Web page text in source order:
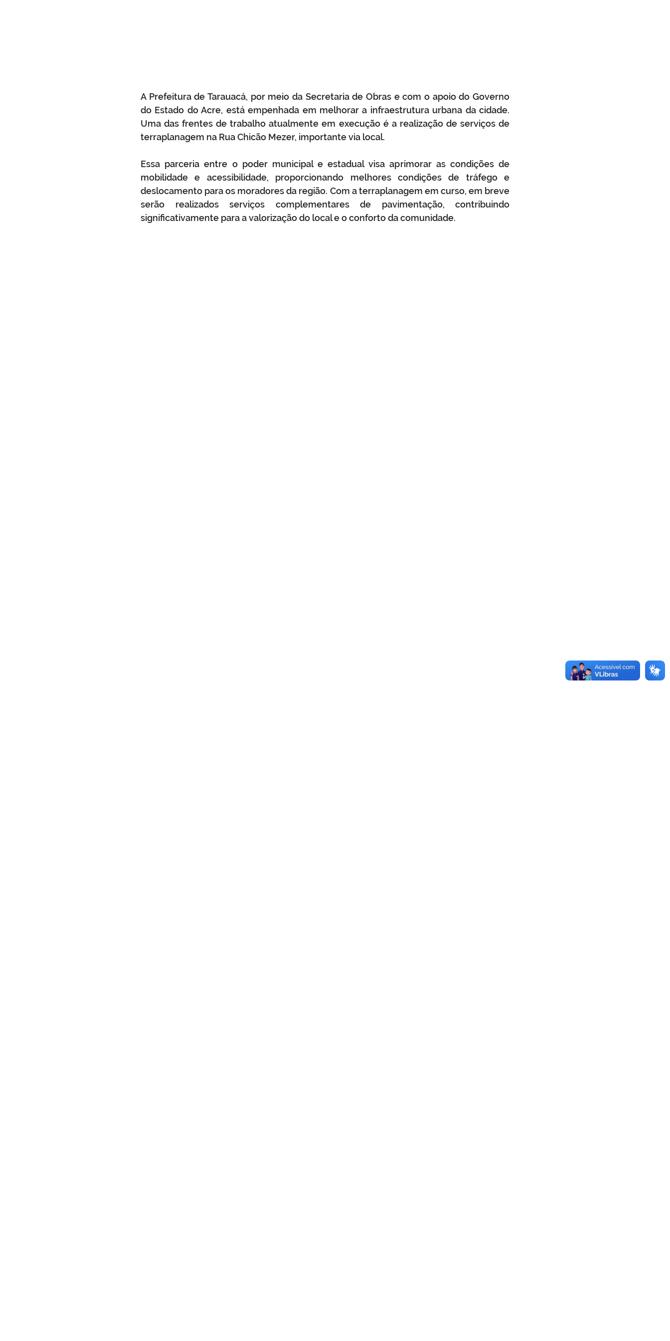
A Prefeitura de Tarauacá, por meio da Secretaria de Obras e com o apoio do Governo
do Estado do Acre, está empenhada em melhorar a infraestrutura urbana da cidade.
Uma das frentes de trabalho atualmente em execução é a realização de serviços de
terraplanagem na Rua Chicão Mezer, importante via local.
Essa parceria entre o poder municipal e estadual visa aprimorar as condições de
mobilidade e acessibilidade, proporcionando melhores condições de tráfego e
deslocamento para os moradores da região. Com a terraplanagem em curso, em breve
serão realizados serviços complementares de pavimentação, contribuindo
significativamente para a valorização do local e o conforto da comunidade.